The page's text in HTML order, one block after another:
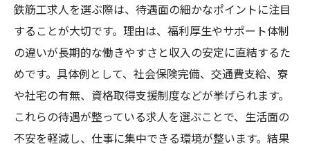
鉄筋工求人を選ぶ際は、待遇面の細かなポイントに注目
することが大切です。理由は、福利厚生やサポート体制
の違いが長期的な働きやすさと収入の安定に直結するた
めです。具体例として、社会保険完備、交通費支給、寮
や社宅の有無、資格取得支援制度などが挙げられます。
これらの待遇が整っている求人を選ぶことで、生活面の
不安を軽減し、仕事に集中できる環境が整います。結果